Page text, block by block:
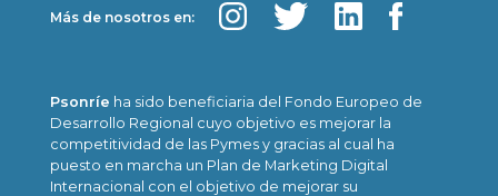
Más de nosotros en:
Psonríe ha sido beneficiaria del Fondo Europeo de
Desarrollo Regional cuyo objetivo es mejorar la
competitividad de las Pymes y gracias al cual ha
puesto en marcha un Plan de Marketing Digital
Internacional con el objetivo de mejorar su